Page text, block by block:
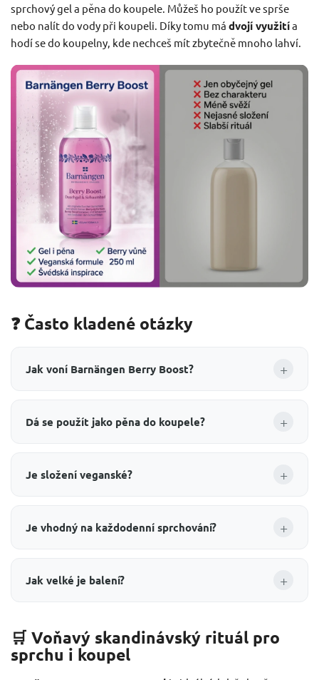
sprchový gel a pěna do koupele. Můžeš ho použít ve sprše
nebo nalít do vody při koupeli. Díky tomu má dvojí využitía
hodí se do koupelny, kde nechceš mít zbytečně mnoho lahví.
❓ Často kladené otázky
Jak voní Barnängen Berry Boost? +
Dá se použít jako pěna do koupele? +
Je složení veganské? +
Je vhodný na každodenní sprchování? +
Jak velké je balení? +
🛒 Voňavý skandinávský rituál pro
sprchu i koupel